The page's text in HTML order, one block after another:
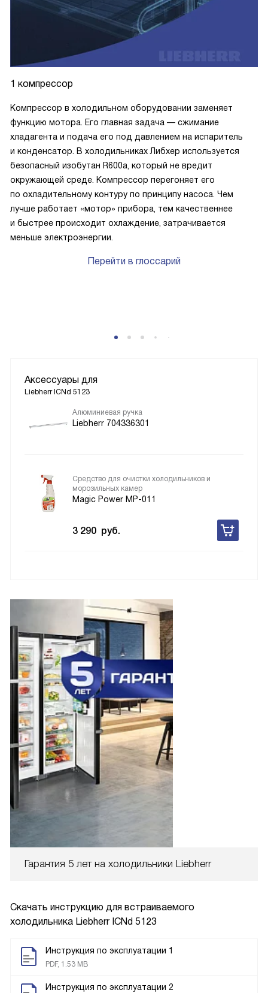
Гарантия 5 лет на холодильники Liebherr
Скачать инструкцию для встраиваемого
холодильника Liebherr ICNd 5123
Инструкция по эксплуатации 1
PDF, 1.53 MB
Инструкция по эксплуатации 2
1 компрессор
Компрессор в холодильном оборудовании заменяет
функцию мотора. Его главная задача — сжимание
хладагента и подача его под давлением на испаритель
и конденсатор. В холодильниках Либхер используется
безопасный изобутан R600a, который не вредит
окружающей среде. Компрессор перегоняет его
по охладительному контуру по принципу насоса. Чем
лучше работает «мотор» прибора, тем качественнее
и быстрее происходит охлаждение, затрачивается
меньше электроэнергии.
Перейти в глоссарий
Аксессуары для
Liebherr ICNd 5123
Алюминиевая ручка
Liebherr 704336301
Средство для очистки холодильников и
морозильных камер
Magic Power MP-011
3 290 руб.